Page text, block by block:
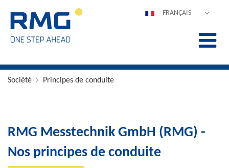
FRANÇAIS
PORTUGUÊS
Société Principes de conduite
RMG Messtechnik GmbH (RMG) -
Nos principes de conduite